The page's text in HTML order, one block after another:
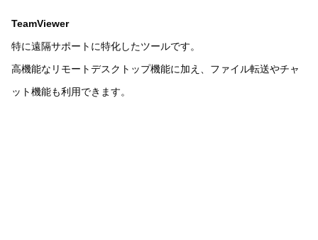
TeamViewer
特に遠隔サポートに特化したツールです。
高機能なリモートデスクトップ機能に加え、ファイル転送やチャ
ット機能も利用できます。